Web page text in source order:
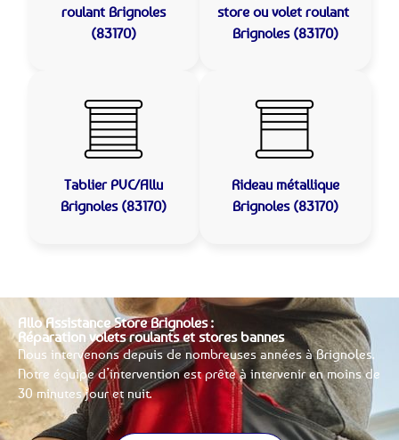
roulant Brignoles
(83170)
store ou volet roulant
Brignoles (83170)
Tablier PVC/Allu
Brignoles (83170)
Rideau métallique
Brignoles (83170)
Allo Assistance Store Brignoles :
Réparation volets roulants et stores bannes
Nous intervenons depuis de nombreuses années à Brignoles.
Notre équipe d’intervention est prête à intervenir en moins de
30 minutes jour et nuit.